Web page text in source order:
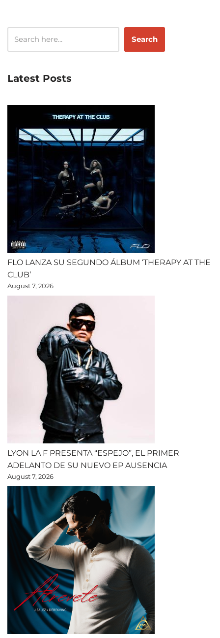
Search
Latest Posts
FLO LANZA SU SEGUNDO ÁLBUM ‘THERAPY AT THE
CLUB’
August 7, 2026
LYON LA F PRESENTA “ESPEJO”, EL PRIMER
ADELANTO DE SU NUEVO EP AUSENCIA
August 7, 2026